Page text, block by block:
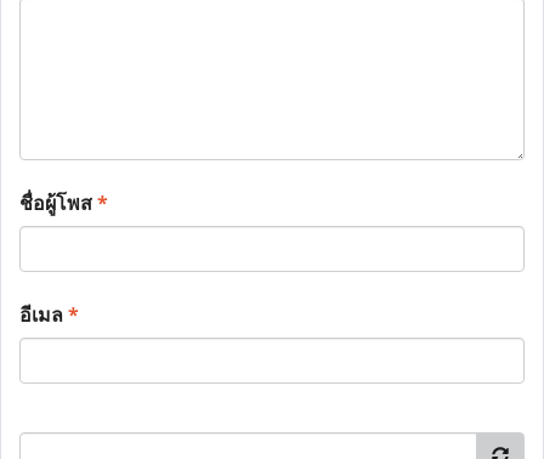
ชื่อผู้โพส*
อีเมล*